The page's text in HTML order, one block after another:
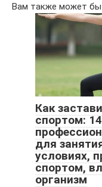
Вам также может
Как
спортом:
для
условиях,
спортом,
организм